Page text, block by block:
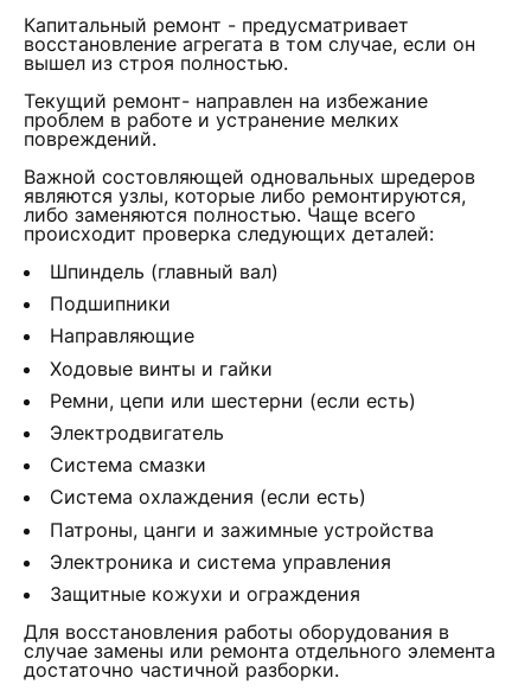
Капитальный ремонт - предусматривает
восстановление агрегата в том случае, если он
вышел из строя полностью.
Текущий ремонт- направлен на избежание
проблем в работе и устранение мелких
повреждений.
Важной состовляющей одновальных шредеров
являются узлы, которые либо ремонтируются,
либо заменяются полностью. Чаще всего
происходит проверка следующих деталей:
Шпиндель (главный вал)
Подшипники
Направляющие
Ходовые винты и гайки
Ремни, цепи или шестерни (если есть)
Электродвигатель
Система смазки
Система охлаждения (если есть)
Патроны, цанги и зажимные устройства
Электроника и система управления
Защитные кожухи и ограждения
Для восстановления работы оборудования в
случае замены или ремонта отдельного элемента
достаточно частичной разборки.